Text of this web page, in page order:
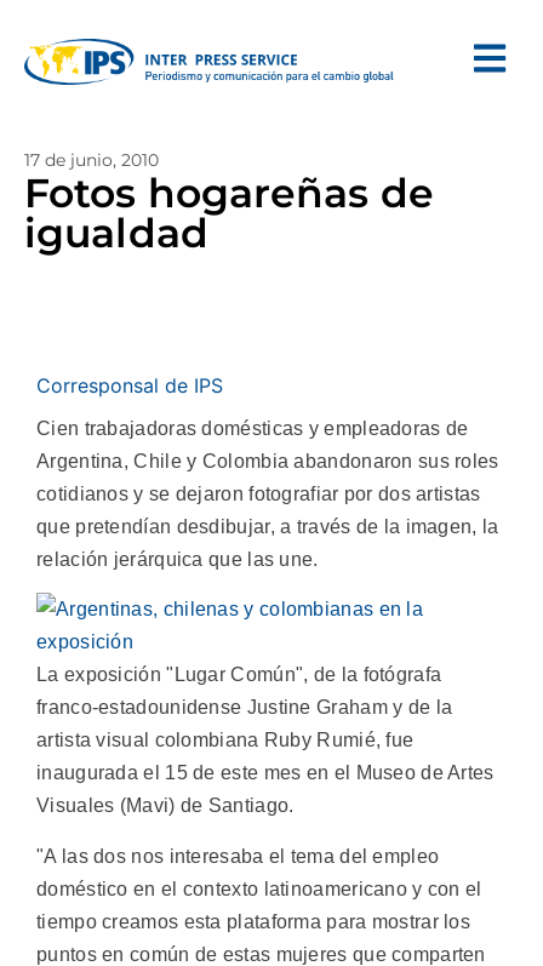
17 de junio, 2010
Fotos hogareñas de
igualdad
Corresponsal de IPS
Cien trabajadoras domésticas y empleadoras de
Argentina, Chile y Colombia abandonaron sus roles
cotidianos y se dejaron fotografiar por dos artistas
que pretendían desdibujar, a través de la imagen, la
relación jerárquica que las une.
La exposición "Lugar Común", de la fotógrafa
franco-estadounidense Justine Graham y de la
artista visual colombiana Ruby Rumié, fue
inaugurada el 15 de este mes en el Museo de Artes
Visuales (Mavi) de Santiago.
"A las dos nos interesaba el tema del empleo
doméstico en el contexto latinoamericano y con el
tiempo creamos esta plataforma para mostrar los
puntos en común de estas mujeres que comparten